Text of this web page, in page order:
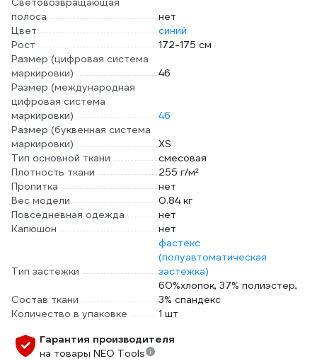
полоса
нет
Цвет
синий
Рост
172-175 см
Размер (цифровая система
маркировки)
46
Размер (международная
цифровая система
маркировки)
46
Размер (буквенная система
маркировки)
XS
Тип основной ткани
смесовая
Плотность ткани
255 г/м²
Пропитка
нет
Вес модели
0.84 кг
Повседневная одежда
нет
Капюшон
нет
Тип застежки
фастекс
(полуавтоматическая
застежка)
Состав ткани
60%хлопок, 37% полиэстер,
3% спандекс
Количество в упаковке
1 шт
Гарантия производителя
на товары NEO Tools